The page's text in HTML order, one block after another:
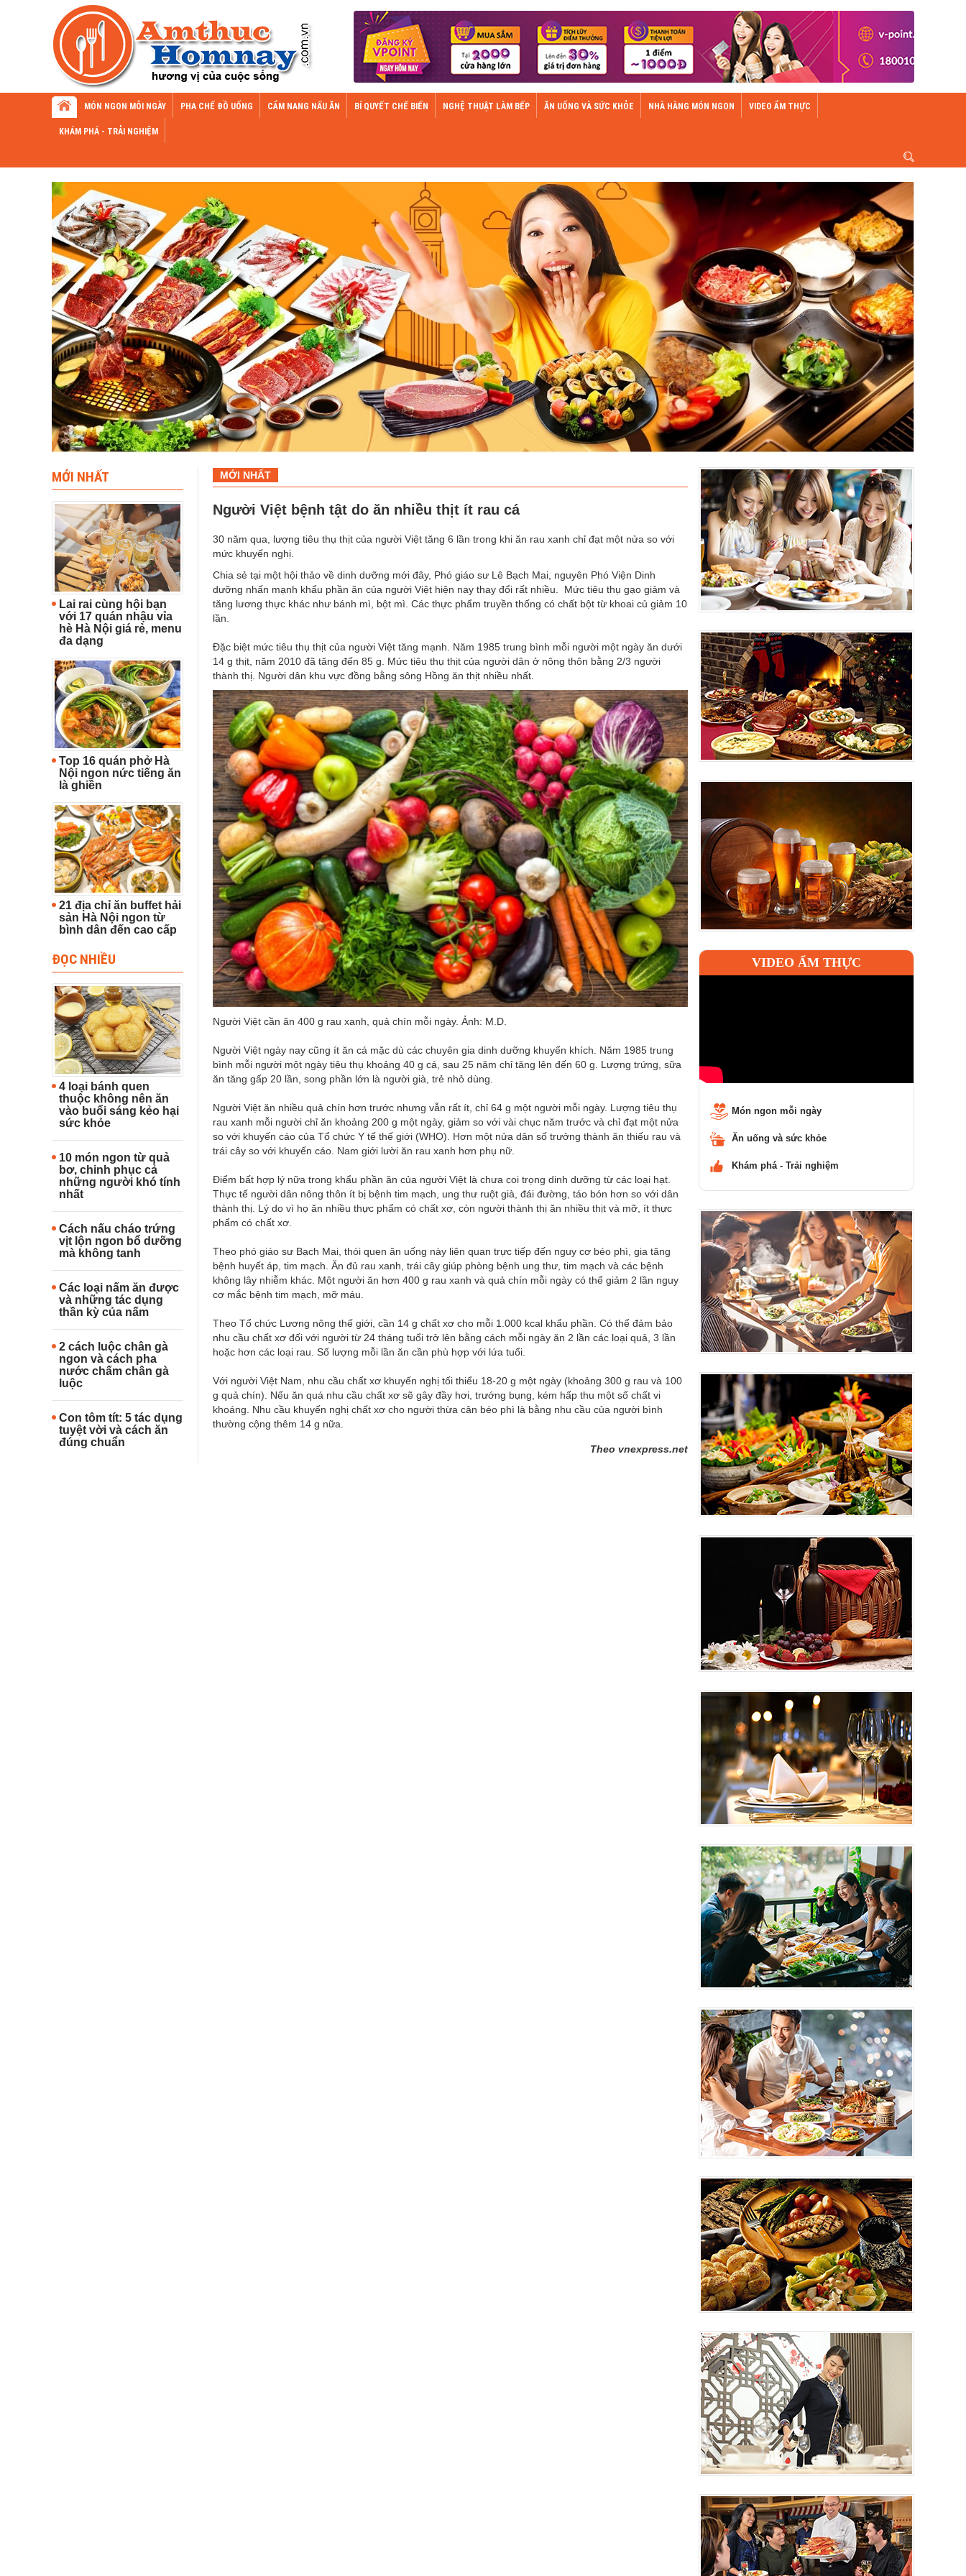
MÓN NGON MỖI NGÀY PHA CHẾ ĐỒ UỐNG CẨM NANG NẤU ĂN BÍ QUYẾT CHẾ BIẾN NGHỆ THUẬT LÀM BẾP ĂN UỐNG VÀ SỨC KHỎE NHÀ HÀNG MÓN NGON VIDEO ẨM THỰC
KHÁM PHÁ - TRẢI NGHIỆM
MỚI NHẤT
Lai rai cùng hội bạn
với 17 quán nhậu vỉa
hè Hà Nội giá rẻ, menu
đa dạng
Top 16 quán phở Hà
Nội ngon nức tiếng ăn
là ghiền
21 địa chỉ ăn buffet hải
sản Hà Nội ngon từ
bình dân đến cao cấp
ĐỌC NHIỀU
4 loại bánh quen
thuộc không nên ăn
vào buổi sáng kẻo hại
sức khỏe
10 món ngon từ quả
bơ, chinh phục cả
những người khó tính
nhất
Cách nấu cháo trứng
vịt lộn ngon bổ dưỡng
mà không tanh
Các loại nấm ăn được
và những tác dụng
thần kỳ của nấm
2 cách luộc chân gà
ngon và cách pha
nước chấm chân gà
luộc
Con tôm tít: 5 tác dụng
tuyệt vời và cách ăn
đúng chuẩn
MỚI NHẤT
Người Việt bệnh tật do ăn nhiều thịt ít rau cá
30 năm qua, lượng tiêu thụ thịt của người Việt tăng 6 lần trong khi ăn rau xanh chỉ đạt một nửa so với
mức khuyến nghị.
Chia sẻ tại một hội thảo về dinh dưỡng mới đây, Phó giáo sư Lê Bạch Mai, nguyên Phó Viện Dinh
dưỡng nhấn mạnh khẩu phần ăn của người Việt hiện nay thay đổi rất nhiều. Mức tiêu thụ gạo giảm và
tăng lương thực khác như bánh mì, bột mì. Các thực phẩm truyền thống có chất bột từ khoai củ giảm 10
lần.
Đặc biệt mức tiêu thụ thịt của người Việt tăng mạnh. Năm 1985 trung bình mỗi người một ngày ăn dưới
14 g thịt, năm 2010 đã tăng đến 85 g. Mức tiêu thụ thịt của người dân ở nông thôn bằng 2/3 người
thành thị. Người dân khu vực đồng bằng sông Hồng ăn thịt nhiều nhất.
Người Việt cần ăn 400 g rau xanh, quả chín mỗi ngày. Ảnh: M.D.
Người Việt ngày nay cũng ít ăn cá mặc dù các chuyên gia dinh dưỡng khuyến khích. Năm 1985 trung
bình mỗi người một ngày tiêu thụ khoảng 40 g cá, sau 25 năm chỉ tăng lên đến 60 g. Lượng trứng, sữa
ăn tăng gấp 20 lần, song phần lớn là người già, trẻ nhỏ dùng.
Người Việt ăn nhiều quả chín hơn trước nhưng vẫn rất ít, chỉ 64 g một người mỗi ngày. Lượng tiêu thụ
rau xanh mỗi người chỉ ăn khoảng 200 g một ngày, giảm so với vài chục năm trước và chỉ đạt một nửa
so với khuyến cáo của Tổ chức Y tế thế giới (WHO). Hơn một nửa dân số trưởng thành ăn thiếu rau và
trái cây so với khuyến cáo. Nam giới lười ăn rau xanh hơn phụ nữ.
Điểm bất hợp lý nữa trong khẩu phần ăn của người Việt là chưa coi trọng dinh dưỡng từ các loại hạt.
Thực tế người dân nông thôn ít bị bệnh tim mạch, ung thư ruột già, đái đường, táo bón hơn so với dân
thành thị. Lý do vì họ ăn nhiều thực phẩm có chất xơ, còn người thành thị ăn nhiều thịt và mỡ, ít thực
phẩm có chất xơ.
Theo phó giáo sư Bạch Mai, thói quen ăn uống này liên quan trực tiếp đến nguy cơ béo phì, gia tăng
bệnh huyết áp, tim mạch. Ăn đủ rau xanh, trái cây giúp phòng bệnh ung thư, tim mạch và các bệnh
không lây nhiễm khác. Một người ăn hơn 400 g rau xanh và quả chín mỗi ngày có thể giảm 2 lần nguy
cơ mắc bệnh tim mạch, mỡ máu.
Theo Tổ chức Lương nông thế giới, cần 14 g chất xơ cho mỗi 1.000 kcal khẩu phần. Có thể đảm bảo
nhu cầu chất xơ đối với người từ 24 tháng tuổi trở lên bằng cách mỗi ngày ăn 2 lần các loại quả, 3 lần
hoặc hơn các loại rau. Số lượng mỗi lần ăn cần phù hợp với lứa tuổi.
Với người Việt Nam, nhu cầu chất xơ khuyến nghị tối thiểu 18-20 g một ngày (khoảng 300 g rau và 100
g quả chín). Nếu ăn quá nhu cầu chất xơ sẽ gây đầy hơi, trướng bụng, kém hấp thu một số chất vi
khoáng. Nhu cầu khuyến nghị chất xơ cho người thừa cân béo phì là bằng nhu cầu của người bình
thường cộng thêm 14 g nữa.
Theo vnexpress.net
VIDEO ẨM THỰC
Món ngon mỗi ngày
Ăn uống và sức khỏe
Khám phá - Trải nghiệm